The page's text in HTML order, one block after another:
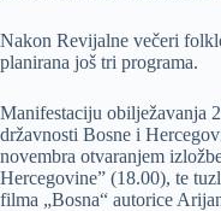
Nakon Revijalne večeri
planirana još tri programa.
Manifestaciju obilježavanja
državnosti Bosne i
novembra otvaranjem
Hercegovine” (18.00), te
filma „Bosna“ autorice